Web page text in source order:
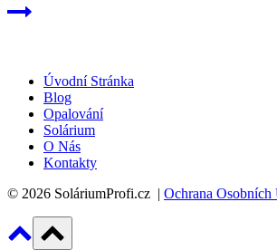
Úvodní Stránka
Blog
Opalování
Solárium
O Nás
Kontakty
© 2026 SoláriumProfi.cz | Ochrana Osobních